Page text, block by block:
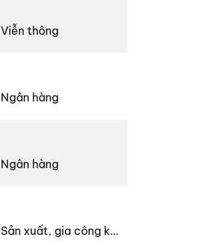
Viễn thông
Ngân hàng
Ngân hàng
Sản xuất, gia công kim loại, sắt thép, kim khí…